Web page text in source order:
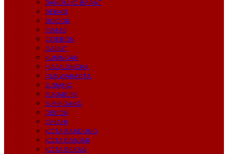
BANDUNG BARAT
BEKASI
BOGOR
CIAMIS
CIREBON
GARUT
KUNINGAN
MAJALENGKA
PURWAKARTA
SUBANG
SUKABUMI
SUMEDANG
DEPOK
CIMAHI
KOTA BANDUNG
KOTA BANJAR
KOTA BEKASI